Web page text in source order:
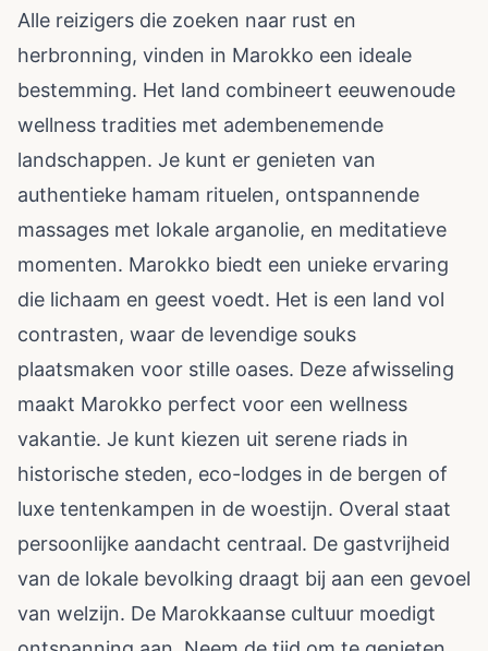
Alle reizigers die zoeken naar rust en
herbronning, vinden in Marokko een ideale
bestemming. Het land combineert eeuwenoude
wellness tradities met adembenemende
landschappen. Je kunt er genieten van
authentieke hamam rituelen, ontspannende
massages met lokale arganolie, en meditatieve
momenten. Marokko biedt een unieke ervaring
die lichaam en geest voedt. Het is een land vol
contrasten, waar de levendige souks
plaatsmaken voor stille oases. Deze afwisseling
maakt Marokko perfect voor een wellness
vakantie. Je kunt kiezen uit serene riads in
historische steden, eco-lodges in de bergen of
luxe tentenkampen in de woestijn. Overal staat
persoonlijke aandacht centraal. De gastvrijheid
van de lokale bevolking draagt bij aan een gevoel
van welzijn. De Marokkaanse cultuur moedigt